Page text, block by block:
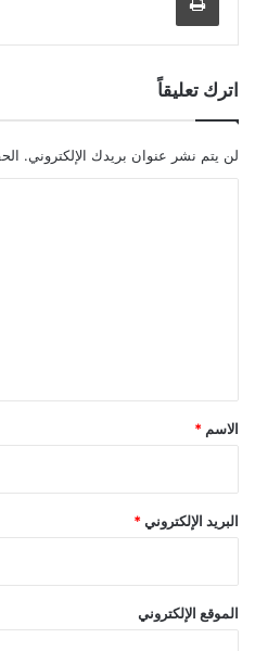
اترك تعليقاً
لن يتم نشر عنوان بريدك الإلكتروني.
*
الاسم *
البريد الإلكتروني *
الموقع الإلكتروني